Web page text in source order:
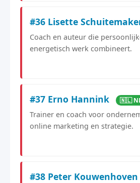
#36 Lisette
Coach en auteur die
energetisch werk combineert.
#37 Erno Hannink 🇳🇱
Trainer en coach voor
online marketing en strategie.
#38 Peter Kouwenhoven